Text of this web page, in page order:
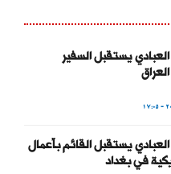
التجربة
السلمي
العبادي
يستقبل السفير
يستقبل القائم بأعمال
في بغداد